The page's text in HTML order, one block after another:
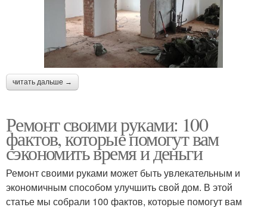
читать дальше →
Ремонт своими руками: 100
фактов, которые помогут вам
сэкономить время и деньги
Ремонт своими руками может быть увлекательным и
экономичным способом улучшить свой дом. В этой
статье мы собрали 100 фактов, которые помогут вам